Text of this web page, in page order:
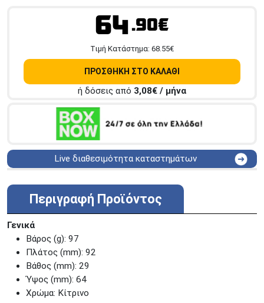
64.90€
Tιμή Κατάστημα: 68.55€
ΠΡΟΣΘΗΚΗ ΣΤΟ ΚΑΛΑΘΙ
ή δόσεις από 3,08€ / μήνα
Live διαθεσιμότητα καταστημάτων
ΑΘΗΝΑ
Στουρνάρη 27
ΠΕΡΙΣΤΕΡΙ
ΠΕΙΡΑΙΑΣ
ΜΕΤΑΜΟΡΦΩΣΗ
ΓΛΥΦΑΔΑ
ΚΟΛΩΝΟΣ
ΚΕΝΤΡΙΚΕΣ ΑΠΟΘΗΚΕΣ
Περιγραφή Προϊόντος
Γενικά
Βάρος (g): 97
Πλάτος (mm): 92
Βάθος (mm): 29
Ύψος (mm): 64
Χρώμα: Κίτρινο